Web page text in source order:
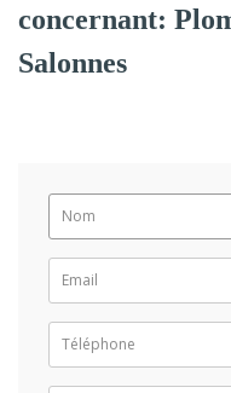
concernant:
Salonnes